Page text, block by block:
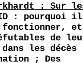
: Sur
: pourquoi
fonctionner, et
de
les décès
; Des